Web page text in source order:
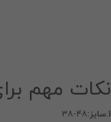
نکات مهم
1.سایز:
48-38